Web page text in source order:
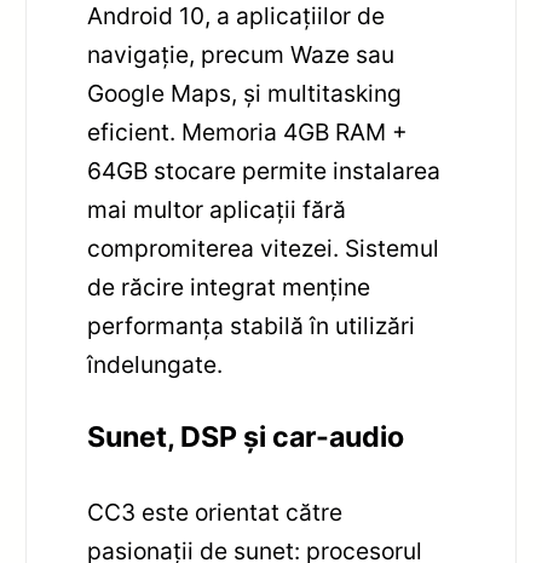
Android 10, a aplicațiilor de
navigație, precum Waze sau
Google Maps, și multitasking
eficient. Memoria 4GB RAM +
64GB stocare permite instalarea
mai multor aplicații fără
compromiterea vitezei. Sistemul
de răcire integrat menține
performanța stabilă în utilizări
îndelungate.
Sunet, DSP și car-audio
CC3 este orientat către
pasionații de sunet: procesorul